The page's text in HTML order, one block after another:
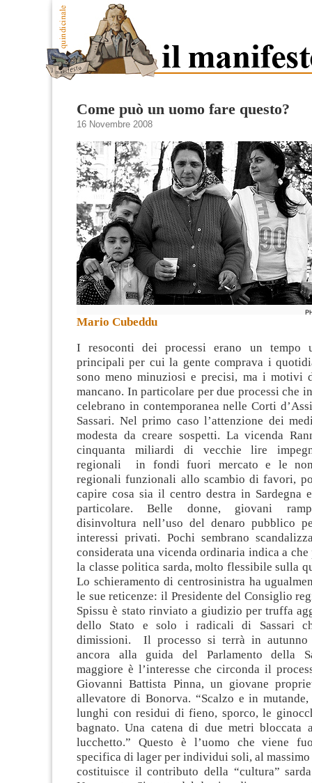
Come può un uomo fare questo?
16 Novembre 2008
Mario Cubeddu
I resoconti dei processi erano un tempo
principali per cui la gente comprava i
sono meno minuziosi e precisi, ma i motivi
mancano. In particolare per due processi che
celebrano in contemporanea nelle Corti
Sassari. Nel primo caso l’attenzione dei
modesta da creare sospetti. La vicenda
cinquanta miliardi di vecchie lire
regionali in fondi fuori mercato e le
regionali funzionali allo scambio di favori,
capire cosa sia il centro destra in Sardegna
particolare. Belle donne, giovani
disinvoltura nell’uso del denaro pubblico
interessi privati. Pochi sembrano
considerata una vicenda ordinaria indica a
la classe politica sarda, molto flessibile sulla
Lo schieramento di centrosinistra ha
le sue reticenze: il Presidente del Consiglio
Spissu è stato rinviato a giudizio per truffa
dello Stato e solo i radicali di Sassari
dimissioni. Il processo si terrà in autunno
ancora alla guida del Parlamento della
maggiore è l’interesse che circonda il
Giovanni Battista Pinna, un giovane
allevatore di Bonorva. “Scalzo e in
lunghi con residui di fieno, sporco, le
bagnato. Una catena di due metri bloccata
lucchetto.” Questo è l’uomo che viene
specifica di lager per individui soli, al massimo
costituisce il contributo della “cultura”